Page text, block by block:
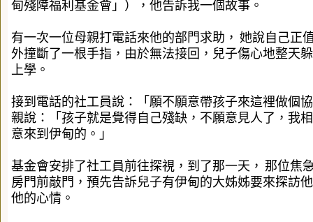
甸殘障福利基金會」），他告訴我一個故事。
有一次一位母親打電話來他的部門求助， 她說自己正
外撞斷了一根手指，由於無法接回，兒子傷心地整天
上學。
接到電話的社工員說：「願不願意帶孩子來這裡做個
親說：「孩子就是覺得自己殘缺，不願意見人了，我
意來到伊甸的。」
基金會安排了社工員前往探視，到了那一天， 那位焦
房門前敲門，預先告訴兒子有伊甸的大姊姊要來探訪
他的心情。